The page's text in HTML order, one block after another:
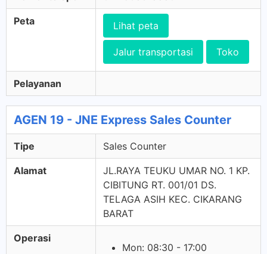
Peta Lihat peta
Jalur transportasi Toko
Pelayanan
AGEN 19 - JNE Express Sales Counter
Tipe Sales Counter
Alamat
JL.RAYA TEUKU UMAR NO. 1 KP.
CIBITUNG RT. 001/01 DS.
TELAGA ASIH KEC. CIKARANG
BARAT
Operasi
Mon: 08:30 - 17:00